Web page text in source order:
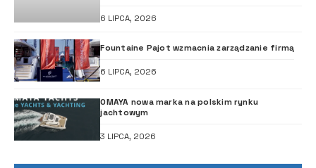
6 LIPCA, 2026
Fountaine Pajot wzmacnia zarządzanie firmą
6 LIPCA, 2026
OMAYA nowa marka na polskim rynku
jachtowym
3 LIPCA, 2026